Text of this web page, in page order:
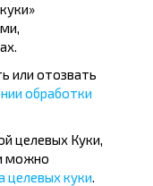
скидки и
INFOBUS.
и
или отозвать
обработки
целевых Куки,
можно
целевых куки.